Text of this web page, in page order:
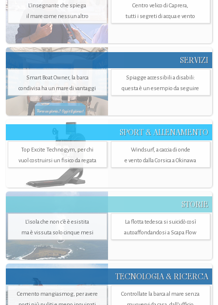
L'insegnante che spiega
il mare come nessun altro
Centro velico di Caprera,
tutti i segreti di acqua e vento
SERVIZI
Smart Boat Owner, la barca
condivisa ha un mare di vantaggi
Spiagge accessibili a disabili:
questa è un esempio da seguire
SPORT & ALLENAMENTO
Top Excite Technogym, per chi
vuol costruirsi un fisico da regata
Windsurf, a caccia di onde
e vento dalla Corsica a Okinawa
STORIE
L’isola che non c'è è esistita
ma è vissuta solo cinque mesi
La flotta tedesca si suicidò così
autoaffondandosi a Scapa Flow
TECNOLOGIA & RICERCA
Cemento mangiasmog, per avere
Controllate la barca al mare senza